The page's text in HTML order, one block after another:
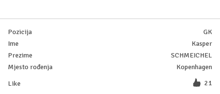
GK
Kasper
SCHMEICHEL
Kopenhagen
21